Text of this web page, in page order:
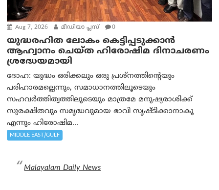
Aug 7, 2026 മീഡിയാ പ്ലസ് 0
യുദ്ധരഹിത ലോകം കെട്ടിപ്പടുക്കാന്‍
ആഹ്വാനം ചെയ്ത ഹിരോഷിമ ദിനാചരണം
ശ്രദ്ധേയമായി
ദോഹ: യുദ്ധം ഒരിക്കലും ഒരു പ്രശ്‌നത്തിന്റെയും
പരിഹാരമല്ലെന്നും, സമാധാനത്തിലൂടെയും
സഹവര്‍ത്തിത്വത്തിലൂടെയും മാത്രമേ മനുഷ്യരാശിക്ക്
സുരക്ഷിതവും സമൃദ്ധവുമായ ഭാവി സൃഷ്ടിക്കാനാകൂ
എന്നും ഹിരോഷിമ...
MIDDLE EAST/GULF
Malayalam Daily News